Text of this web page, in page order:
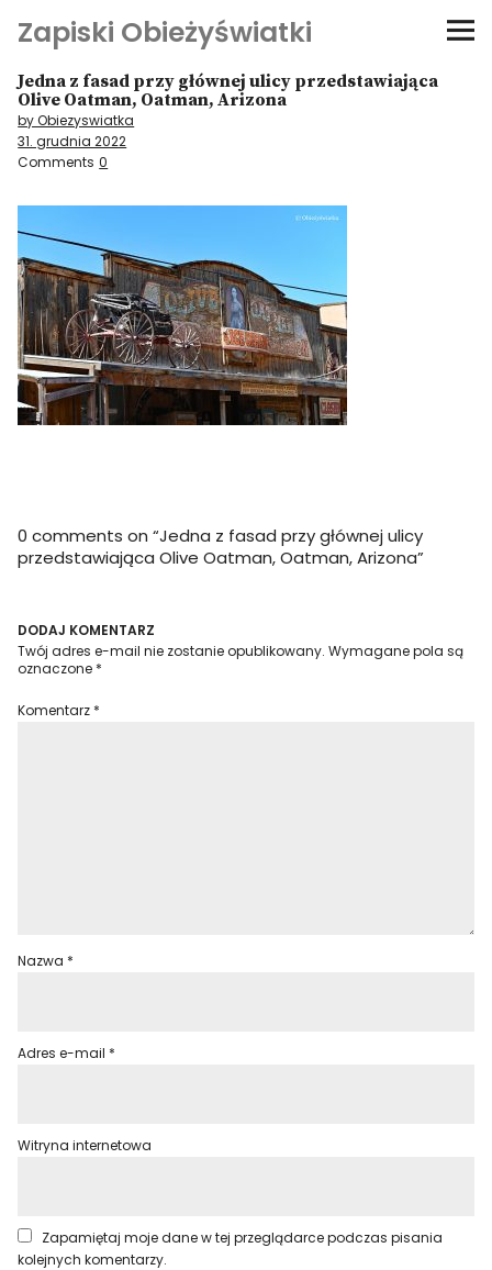
Zapiski Obieżyświatki
Podróże
Kultura i sztuka
Kątem oka
O-fiszki
Niezwyczajne ściany
Dom na kółkach
Jedna z fasad przy głównej ulicy przedstawiająca
Olive Oatman, Oatman, Arizona
by Obiezyswiatka
31. grudnia 2022
Comments 0
0 comments on “Jedna z fasad przy głównej ulicy
przedstawiająca Olive Oatman, Oatman, Arizona”
DODAJ KOMENTARZ
Twój adres e-mail nie zostanie opublikowany. Wymagane pola są
oznaczone *
Komentarz *
Nazwa *
Adres e-mail *
Witryna internetowa
Zapamiętaj moje dane w tej przeglądarce podczas pisania
kolejnych komentarzy.